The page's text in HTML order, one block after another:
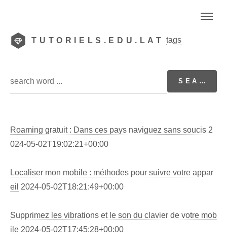
TUTORIELS.EDU.LAT tags
Roaming gratuit : Dans ces pays naviguez sans soucis 2
024-05-02T19:02:21+00:00
Localiser mon mobile : méthodes pour suivre votre appar
eil 2024-05-02T18:21:49+00:00
Supprimez les vibrations et le son du clavier de votre mob
ile 2024-05-02T17:45:28+00:00